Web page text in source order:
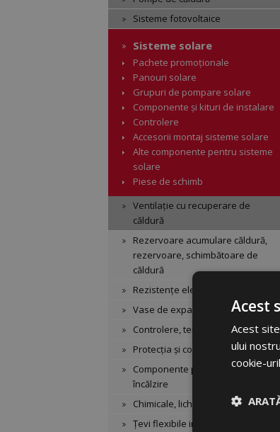
Sisteme fotovoltaice
Sisteme solare
Pachete promoționale
Panouri solare
Grupuri de pompare solare
Componente și kituri de instalare
Controlere
Accesorii montaj sisteme solare
Alte componente pentru sisteme
solare
Piese de schimb
Ventilație cu recuperare de
căldură
Rezervoare acumulare căldură,
rezervoare, schimbătoare de
căldură
Rezistențe electrice
Vase de expansiune
Controlere, termostate
Protecția și controlul cazanelor
Componente pentru sistemele de
încălzire
Chimicale, lichide
Țevi flexibile inox și izolație
Acest
Acest
ului
cookie-